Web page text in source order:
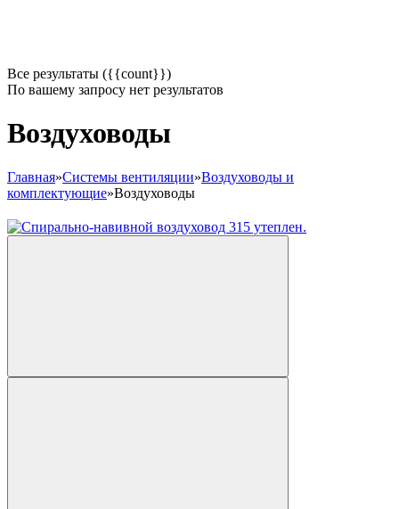
Все результаты ({{count}})
По вашему запросу нет результатов
Воздуховоды
Главная»Системы вентиляции»Воздуховоды и
комплектующие»Воздуховоды